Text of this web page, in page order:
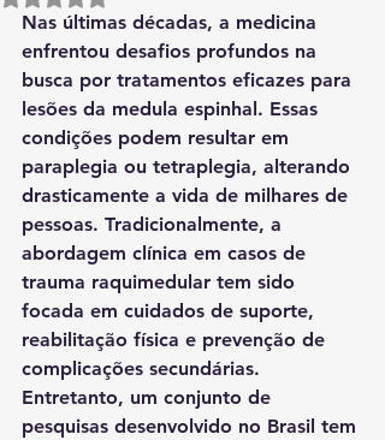
Nas últimas décadas, a medicina
enfrentou desafios profundos na
busca por tratamentos eficazes para
lesões da medula espinhal. Essas
condições podem resultar em
paraplegia ou tetraplegia, alterando
drasticamente a vida de milhares de
pessoas. Tradicionalmente, a
abordagem clínica em casos de
trauma raquimedular tem sido
focada em cuidados de suporte,
reabilitação física e prevenção de
complicações secundárias.
Entretanto, um conjunto de
pesquisas desenvolvido no Brasil tem